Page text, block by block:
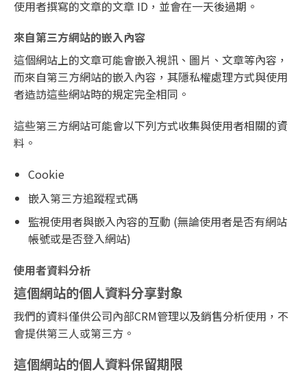
使用者撰寫的文章的文章 ID，並會在一天後過期。
來自第三方網站的嵌入內容
這個網站上的文章可能會嵌入視訊、圖片、文章等內容，
而來自第三方網站的嵌入內容，其隱私權處理方式與使用
者造訪這些網站時的規定完全相同。
這些第三方網站可能會以下列方式收集與使用者相關的資
料。
Cookie
嵌入第三方追蹤程式碼
監視使用者與嵌入內容的互動 (無論使用者是否有網站
帳號或是否登入網站)
使用者資料分析
這個網站的個人資料分享對象
我們的資料僅供公司內部CRM管理以及銷售分析使用，不
會提供第三人或第三方。
這個網站的個人資料保留期限